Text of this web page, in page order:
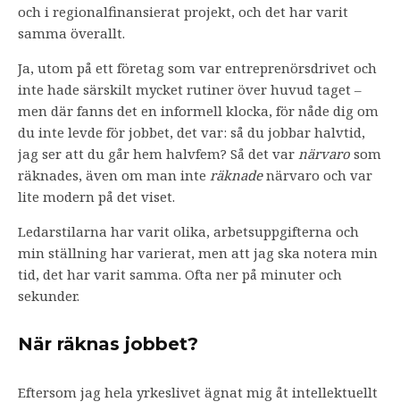
och i regionalfinansierat projekt, och det har varit
samma överallt.
Ja, utom på ett företag som var entreprenörsdrivet och
inte hade särskilt mycket rutiner över huvud taget –
men där fanns det en informell klocka, för nåde dig om
du inte levde för jobbet, det var: så du jobbar halvtid,
jag ser att du går hem halvfem? Så det var närvaro som
räknades, även om man inte räknadenärvaro och var
lite modern på det viset.
Ledarstilarna har varit olika, arbetsuppgifterna och
min ställning har varierat, men att jag ska notera min
tid, det har varit samma. Ofta ner på minuter och
sekunder.
När räknas jobbet?
Eftersom jag hela yrkeslivet ägnat mig åt intellektuellt